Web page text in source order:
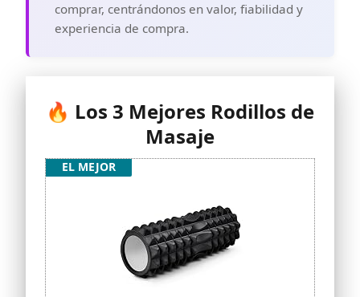
comprar, centrándonos en valor, fiabilidad y
experiencia de compra.
🔥 Los 3 Mejores Rodillos de
Masaje
EL MEJOR